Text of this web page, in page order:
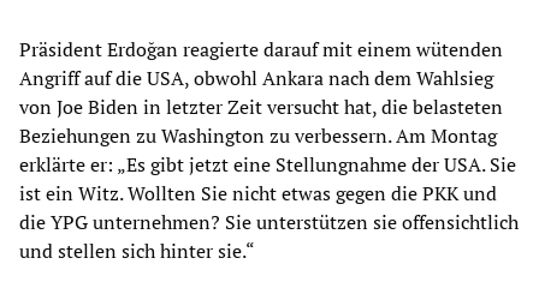
Präsident Erdoğan reagierte darauf mit einem wütenden
Angriff auf die USA, obwohl Ankara nach dem Wahlsieg
von Joe Biden in letzter Zeit versucht hat, die belasteten
Beziehungen zu Washington zu verbessern. Am Montag
erklärte er: „Es gibt jetzt eine Stellungnahme der USA. Sie
ist ein Witz. Wollten Sie nicht etwas gegen die PKK und
die YPG unternehmen? Sie unterstützen sie offensichtlich
und stellen sich hinter sie.“